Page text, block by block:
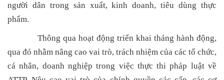
người dân trong sản xuất, kinh doanh, tiêu dùng thực
phẩm.
Thông qua hoạt động triển khai tháng hành động,
qua đó nhằm nâng cao vai trò, trách nhiệm của các tổ chức,
cá nhân, doanh nghiệp trong việc thực thi pháp luật về